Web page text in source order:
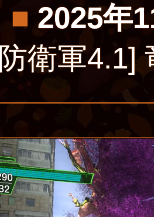
■ 2025年
衛軍4.1]